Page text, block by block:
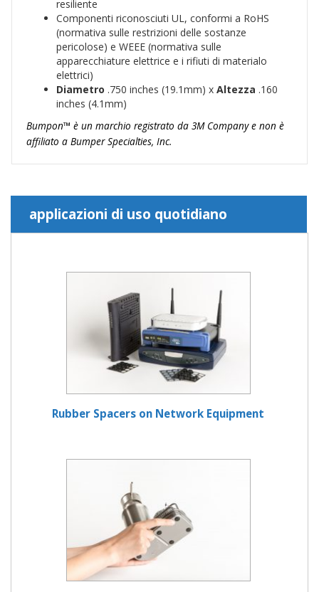
resiliente
Componenti riconosciuti UL, conformi a RoHS
(normativa sulle restrizioni delle sostanze
pericolose) e WEEE (normativa sulle
apparecchiature elettrice e i rifiuti di materialo
elettrici)
Diametro .750 inches (19.1mm) x Altezza .160
inches (4.1mm)
Bumpon™ è un marchio registrato da 3M Company e non è
affiliato a Bumper Specialties, Inc.
applicazioni di uso quotidiano
Rubber Spacers on Network Equipment